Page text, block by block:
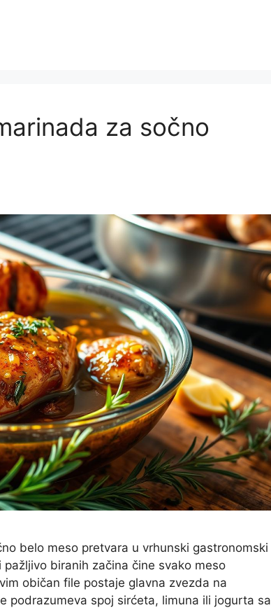
za sočno
belo meso pretvara u vrhunski gastronomski
biranih začina čine svako meso
običan file postaje glavna zvezda na
podrazumeva spoj sirćeta, limuna ili jogurta sa